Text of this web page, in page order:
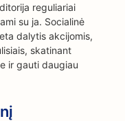
reguliariai
su ja. Socialinė
dalytis akcijomis,
skatinant
ir gauti daugiau